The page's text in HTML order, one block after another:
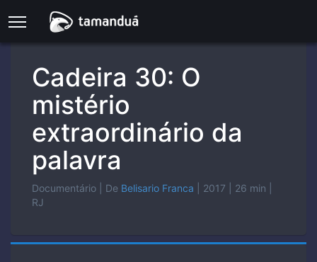
Cadeira 30: O
mistério
extraordinário da
palavra
Documentário | De Belisario Franca | 2017 | 26 min
RJ